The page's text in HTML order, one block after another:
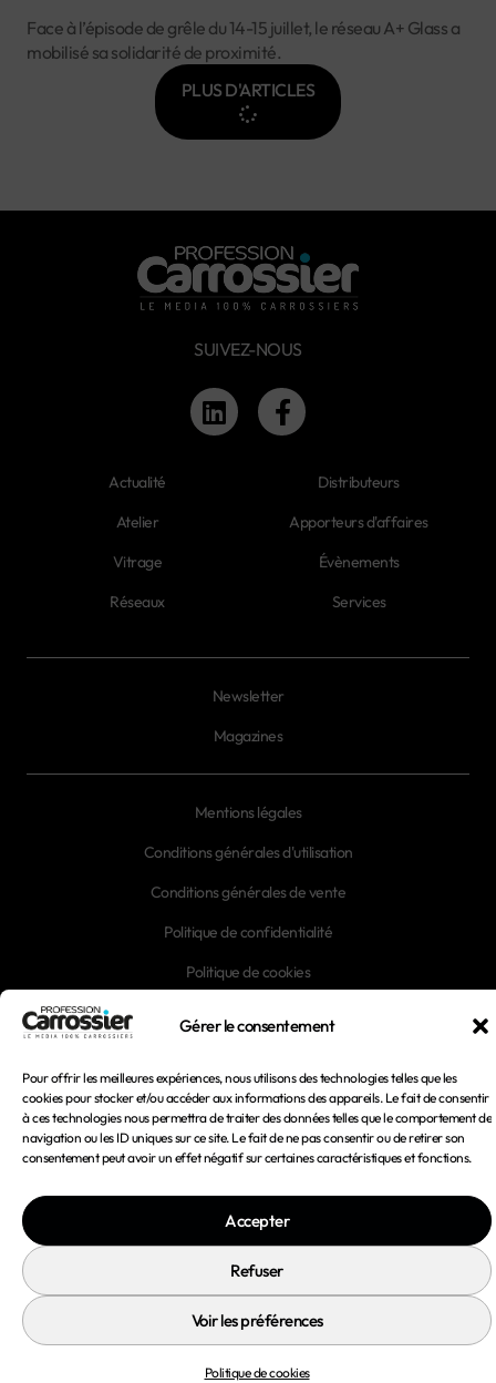
Gérer le consentement
Pour offrir les meilleures expériences, nous utilisons des technologies telles que les
cookies pour stocker et/ou accéder aux informations des appareils. Le fait de consentir
à ces technologies nous permettra de traiter des données telles que le comportement de
navigation ou les ID uniques sur ce site. Le fait de ne pas consentir ou de retirer son
consentement peut avoir un effet négatif sur certaines caractéristiques et fonctions.
Accepter
Refuser
Voir les préférences
Politique de cookies
Face à l’épisode de grêle du 14-15 juillet, le réseau A+ Glass a
mobilisé sa solidarité de proximité.
PLUS D'ARTICLES
SUIVEZ-NOUS
Actualité
Atelier
Vitrage
Réseaux
Distributeurs
Apporteurs d'affaires
Évènements
Services
Newsletter
Magazines
Mentions légales
Conditions générales d'utilisation
Conditions générales de vente
Politique de confidentialité
Politique de cookies
© 2026 Profession Carrossier - Tous droits réservés